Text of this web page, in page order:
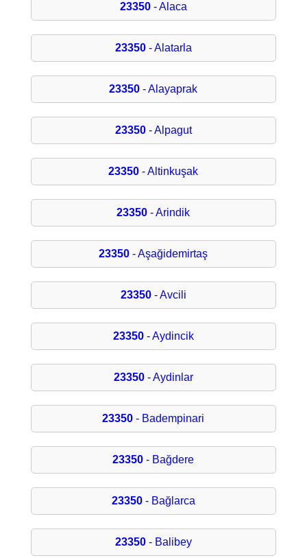
23350- Alaca
23350- Alatarla
23350 - Alayaprak
23350- Alpagut
23350 - Altinkuşak
23350 - Arindik
23350 - Aşağidemirtaş
23350- Avcili
23350- Aydincik
23350- Aydinlar
23350 - Badempinari
23350 - Bağdere
23350- Bağlarca
23350- Balibey